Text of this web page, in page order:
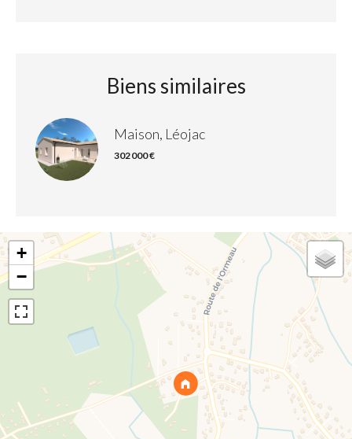
Biens similaires
Maison, Léojac
302 000 €
+
−